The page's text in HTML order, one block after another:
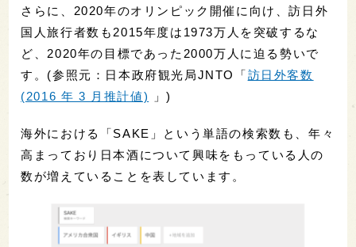
さらに、2020年のオリンピック開催に向け、訪日外
国人旅行者数も2015年度は1973万人を突破するな
ど、2020年の目標であった2000万人に迫る勢いで
す。(参照元：日本政府観光局JNTO「訪日外客数
(2016 年 3 月推計値)
」)
海外における「SAKE」という単語の検索数も、年々
高まっており日本酒について興味をもっている人の
数が増えていることを表しています。